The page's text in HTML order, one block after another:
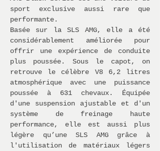
sport exclusive aussi rare que
performante.
Basée sur la SLS AMG, elle a été
considérablement améliorée pour
offrir une expérience de conduite
plus poussée. Sous le capot, on
retrouve le célèbre V8 6,2 litres
atmosphérique avec une puissance
poussée à 631 chevaux. Équipée
d'une suspension ajustable et d'un
système de freinage haute
performance, elle est aussi plus
légère qu’une SLS AMG grâce à
l'utilisation de matériaux légers